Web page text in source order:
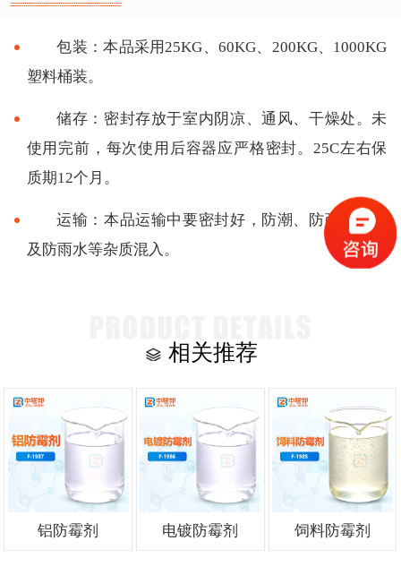
包装：本品采用25KG、60KG、200KG、1000KG
塑料桶装。
储存：密封存放于室内阴凉、通风、干燥处。未
使用完前，每次使用后容器应严格密封。25C左右保
质期12个月。
运输：本品运输中要密封好，防潮、防强碱强酸
及防雨水等杂质混入。
相关推荐
铝防霉剂 电镀防霉剂 饲料防霉剂